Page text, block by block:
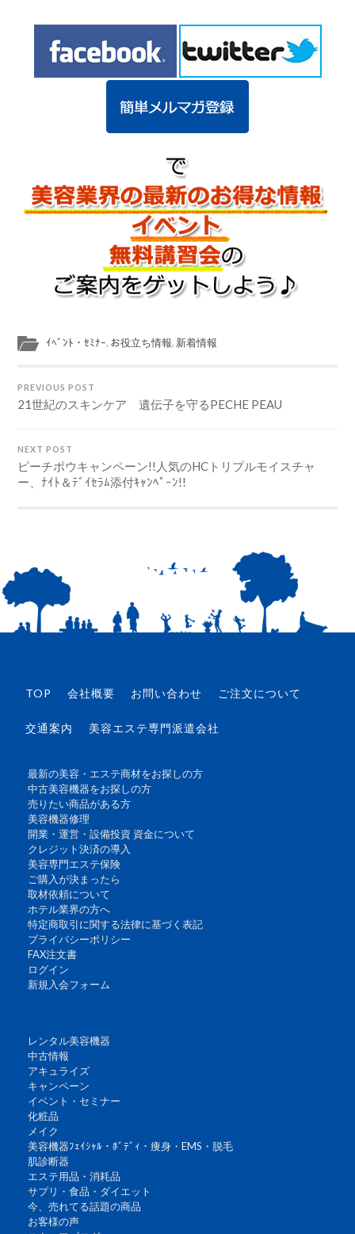
ｲﾍﾞﾝﾄ・ｾﾐﾅｰ, お役立ち情報, 新着情報
PREVIOUS POST
21世紀のスキンケア 遺伝子を守るPECHE PEAU
NEXT POST
ピーチポウキャンペーン!!人気のHCトリプルモイスチャ
ー、ﾅｲﾄ＆ﾃﾞｲｾﾗﾑ添付ｷｬﾝﾍﾟｰﾝ!!
TOP 会社概要 お問い合わせ ご注文について
交通案内 美容エステ専門派遣会社
最新の美容・エステ商材をお探しの方
中古美容機器をお探しの方
売りたい商品がある方
美容機器修理
開業・運営・設備投資 資金について
クレジット決済の導入
美容専門エステ保険
ご購入が決まったら
取材依頼について
ホテル業界の方へ
特定商取引に関する法律に基づく表記
プライバシーポリシー
FAX注文書
ログイン
新規入会フォーム
レンタル美容機器
中古情報
アキュライズ
キャンペーン
イベント・セミナー
化粧品
メイク
美容機器ﾌｪｲｼｬﾙ・ﾎﾞﾃﾞｨ・痩身・EMS・脱毛
肌診断器
エステ用品・消耗品
サプリ・食品・ダイエット
今、売れてる話題の商品
お客様の声